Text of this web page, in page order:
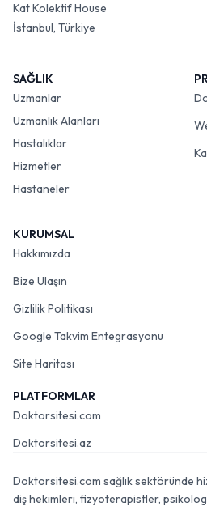
Kat Kolektif House
İstanbul, Türkiye
SAĞLIK
Uzmanlar
Uzmanlık Alanları
Hastalıklar
Hizmetler
Hastaneler
KURUMSAL
Hakkımızda
Bize Ulaşın
Gizlilik Politikası
Google Takvim Entegrasyonu
Site Haritası
PLATFORMLAR
Doktorsitesi.com
Doktorsitesi.az
Doktorsitesi.com sağlık sektöründe
diş hekimleri, fizyoterapistler,